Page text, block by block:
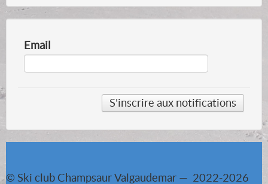
Email
© Ski club Champsaur Valgaudemar — 2022-2026